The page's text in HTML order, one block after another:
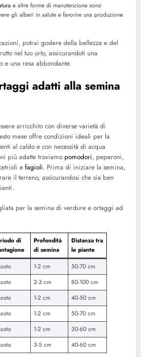
e altre forme di manutenzione sono
gli alberi in salute e favorire una produzione
potrai godere della bellezza e del
nel tuo orto, assicurandoti una
e una resa abbondante.
adatti alla semina
arricchito con diverse varietà di
mese offre condizioni ideali per la
al caldo e con necessità di acqua
più adatte troviamo pomodori, peperoni,
e fagioli. Prima di iniziare la semina,
il terreno, assicurandosi che sia ben
per la semina di verdure e ortaggi ad
di
Profondità
di semina
Distanza tra
le piante
1-2 cm
50-70 cm
2-3 cm
80-100 cm
1-2 cm
40-50 cm
1-2 cm
50-70 cm
1-2 cm
30-60 cm
3-5 cm 40-60 cm